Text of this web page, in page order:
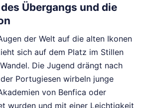
Übergangs und die
der Welt auf die alten Ikonen
sich auf dem Platz im Stillen
Die Jugend drängt nach
Portugiesen wirbeln junge
von Benfica oder
wurden und mit einer Leichtigkeit